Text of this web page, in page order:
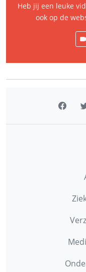
Heb jij een leuke
ook op de